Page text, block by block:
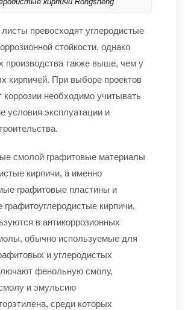
превосходят углеродистые
стойкости, однако
производства также выше, чем у
кирпичей. При выборе проектов
коррозии необходимо учитывать
условия эксплуатации и
смолой графитовые материалы
кирпичи, а именно
графитовые пластины и
графитоуглеродистые кирпичи,
в антикоррозионных
обычно используемые для
и углеродистых
фенольную смолу,
и эмульсию
среди которых